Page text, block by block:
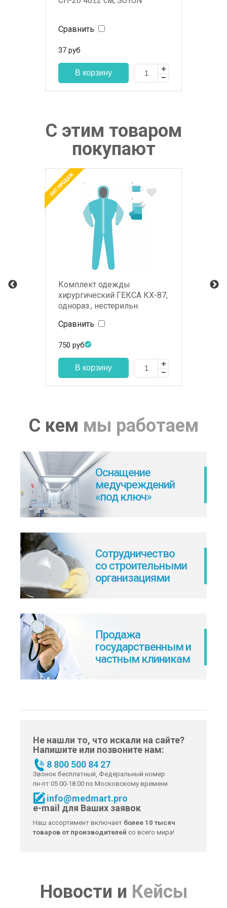
Сравнить
37 руб
С этим товаром
покупают
Комплект одежды
хирургический ГЕКСА КХ-87,
однораз., нестерильн.
Сравнить
750 руб
С кем мы работаем
Оснащение
медучреждений
«под ключ»
Сотрудничество
со строительными
организациями
Продажа
государственным и
частным клиникам
Не нашли то, что искали на сайте?
Напишите или позвоните нам:
8 800 500 84 27
Звонок бесплатный, Федеральный номер
пн-пт 05.00-18.00 по Московскому времени
info@medmart.pro
e-mail для Ваших заявок
Наш ассортимент включает более 10 тысяч
товаров от производителей со всего мира!
Новости и Кейсы